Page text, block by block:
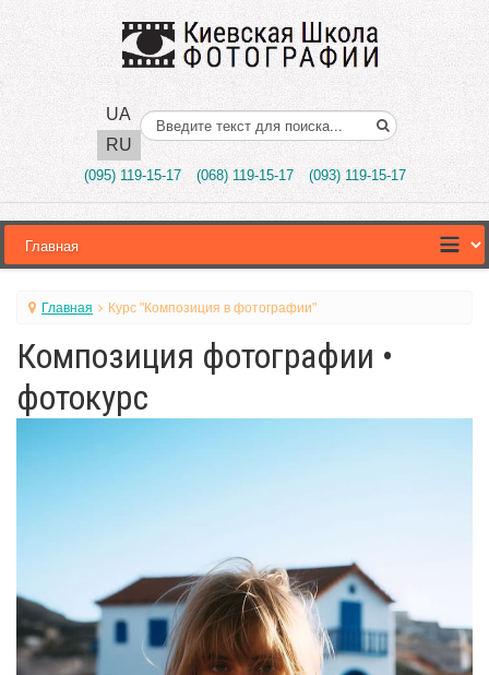
UA
RU
Поиск..
(095) 119-15-17 (068) 119-15-17 (093) 119-15-17
Главная Курс "Композиция в фотографии"
Композиция фотографии •
фотокурс